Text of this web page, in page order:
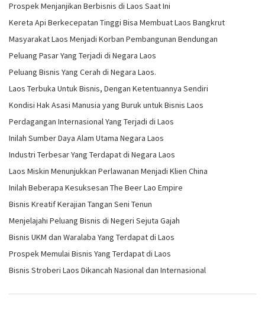
Prospek Menjanjikan Berbisnis di Laos Saat Ini
Kereta Api Berkecepatan Tinggi Bisa Membuat Laos Bangkrut
Masyarakat Laos Menjadi Korban Pembangunan Bendungan
Peluang Pasar Yang Terjadi di Negara Laos
Peluang Bisnis Yang Cerah di Negara Laos.
Laos Terbuka Untuk Bisnis, Dengan Ketentuannya Sendiri
Kondisi Hak Asasi Manusia yang Buruk untuk Bisnis Laos
Perdagangan Internasional Yang Terjadi di Laos
Inilah Sumber Daya Alam Utama Negara Laos
Industri Terbesar Yang Terdapat di Negara Laos
Laos Miskin Menunjukkan Perlawanan Menjadi Klien China
Inilah Beberapa Kesuksesan The Beer Lao Empire
Bisnis Kreatif Kerajian Tangan Seni Tenun
Menjelajahi Peluang Bisnis di Negeri Sejuta Gajah
Bisnis UKM dan Waralaba Yang Terdapat di Laos
Prospek Memulai Bisnis Yang Terdapat di Laos
Bisnis Stroberi Laos Dikancah Nasional dan Internasional